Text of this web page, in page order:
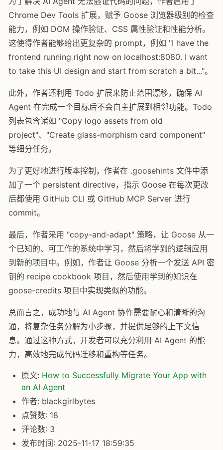
Chrome Dev Tools 扩展，赋予 Goose 浏览器级别的检查
能力，例如 DOM 操作验证、CSS 属性验证和性能分析。
这使得作者能够给出更复杂的 prompt，例如 "I have the
frontend running right now on localhost:8080. I want
to take this UI design and start from scratch a bit..."。
此外，作者还利用 Todo 扩展来防止范围漂移，确保 AI
Agent 在完成一个目标后不会自主扩展到相邻功能。Todo
列表包含诸如 "Copy logo assets from old
project"、"Create glass-morphism card component"
等细分任务。
为了更好地进行版本控制，作者在 .goosehints 文件中添
加了一个 persistent directive，指示 Goose 在每次更改
后都使用 GitHub CLI 或 GitHub MCP Server 进行
commit。
最后，作者采用 "copy-and-adapt" 策略，让 Goose 从一
个已知的、可工作的系统中学习，然后将学到的逻辑应用
到新的项目中。例如，作者让 Goose 分析一个发送 API 密
钥的 recipe cookbook 项目，然后使用学到的知识在
goose-credits 项目中实现类似的功能。
总而言之，成功地与 AI Agent 协作需要耐心和清晰的沟
通，将复杂任务分解为小步骤，并提供足够的上下文信
息。通过这种方式，开发者可以充分利用 AI Agent 的能
力，高效地完成代码迁移和重构等任务。
原文: How to Successfully Migrate Your App with
an AI Agent
作者: blackgirlbytes
点赞数: 18
评论数: 3
发布时间: 2025-11-17 18:59:35